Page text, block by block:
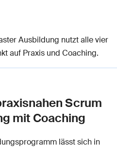
Ausbildung nutzt alle vier
auf Praxis und Coaching.
Scrum
mit Coaching
lässt sich in